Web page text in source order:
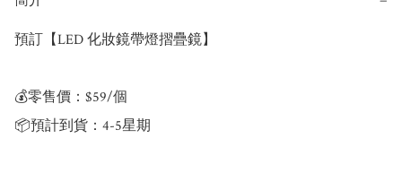
預訂【LED 化妝鏡帶燈摺疊鏡】
💰零售價：$59/個
📦預計到貨：4-5星期